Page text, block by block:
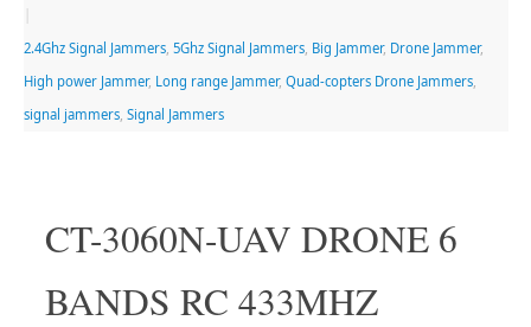
2.4Ghz Signal Jammers, 5Ghz Signal Jammers, Big Jammer, Drone Jammer,
High power Jammer, Long range Jammer, Quad-copters Drone Jammers,
signal jammers, Signal Jammers
CT-3060N-UAV DRONE 6
BANDS RC 433MHZ